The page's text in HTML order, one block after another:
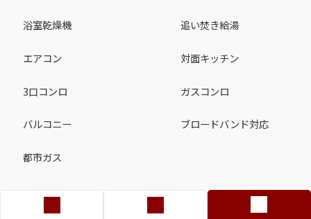
浴室乾燥機 追い焚き給湯
エアコン 対面キッチン
3口コンロ ガスコンロ
バルコニー ブロードバンド対応
都市ガス